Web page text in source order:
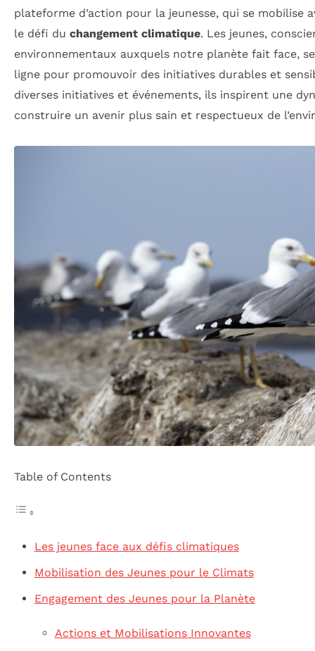
plateforme d’action pour la jeunesse, qui se mobilise
le défi du changement climatique. Les jeunes,
environnementaux auxquels notre planète fait face,
ligne pour promouvoir des initiatives durables et
diverses initiatives et événements, ils inspirent une
construire un avenir plus sain et respectueux de
Table of Contents
Les jeunes face aux défis climatiques
Mobilisation des Jeunes pour le Climats
Engagement des Jeunes pour la Planète
Actions et Mobilisations Innovantes